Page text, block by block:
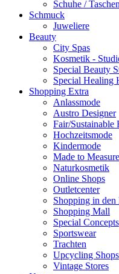
Schuhe /
Schmuck
Juweliere
Beauty
City Spas
Kosmetik -
Special Beauty
Special Healing
Shopping Extra
Anlassmode
Austro Designer
Fair/Sustainable
Hochzeitsmode
Kindermode
Made to Measure
Naturkosmetik
Online Shops
Outletcenter
Shopping in den
Shopping Mall
Special Concepts
Sportswear
Trachten
Upcycling Shops
Vintage Stores